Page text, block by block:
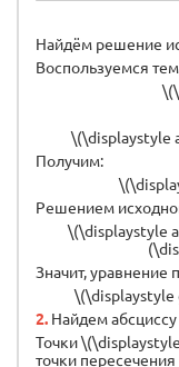
Найдём решение
Воспользуемся
\(\displaystyle
Получим:
Решением
\(\displaystyle
Значит, уравнение
\(\displaystyle
2. Найдем
Точки
точки